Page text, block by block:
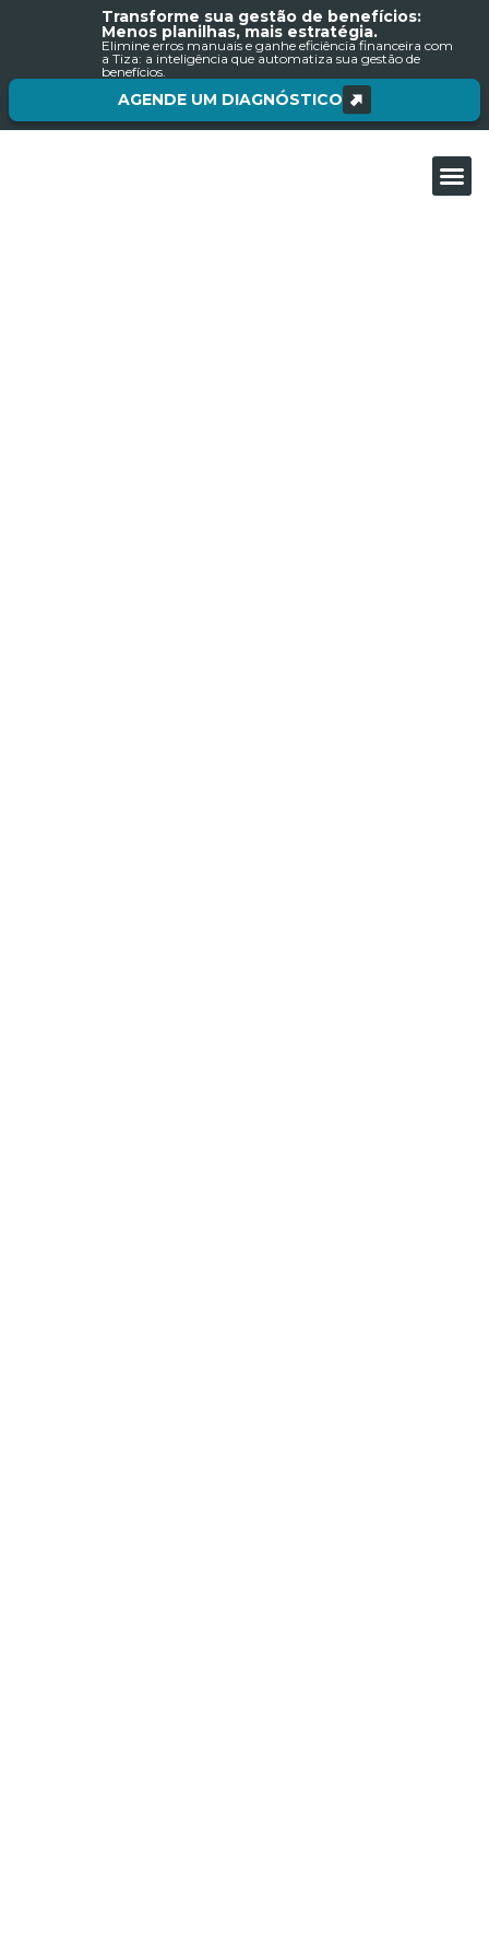
Transforme sua gestão de benefícios:
Menos planilhas, mais estratégia.
Elimine erros manuais e ganhe eficiência financeira com
a Tiza: a inteligência que automatiza sua gestão de
benefícios.
AGENDE UM DIAGNÓSTICO